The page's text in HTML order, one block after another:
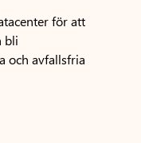
för att
bli
och avfallsfria